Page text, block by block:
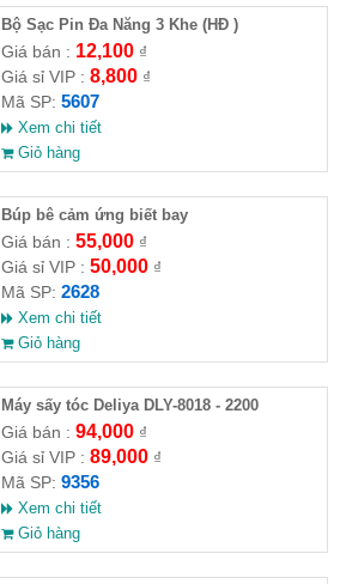
Bộ Sạc Pin Đa Năng 3 Khe (HĐ )
Giá bán : 12,100₫
Giá sỉ VIP : 8,800₫
Mã SP: 5607
Xem chi tiết
Giỏ hàng
​Búp bê cảm ứng biết bay
Giá bán : 55,000₫
Giá sỉ VIP : 50,000₫
Mã SP: 2628
Xem chi tiết
Giỏ hàng
Máy sấy tóc Deliya DLY-8018 - 2200
Giá bán : 94,000₫
Giá sỉ VIP : 89,000₫
Mã SP: 9356
Xem chi tiết
Giỏ hàng